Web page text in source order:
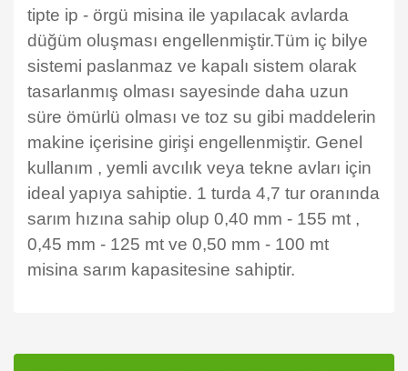
tipte ip - örgü misina ile yapılacak avlarda
düğüm oluşması engellenmiştir.Tüm iç bilye
sistemi paslanmaz ve kapalı sistem olarak
tasarlanmış olması sayesinde daha uzun
süre ömürlü olması ve toz su gibi maddelerin
makine içerisine girişi engellenmiştir. Genel
kullanım , yemli avcılık veya tekne avları için
ideal yapıya sahiptie. 1 turda 4,7 tur oranında
sarım hızına sahip olup 0,40 mm - 155 mt ,
0,45 mm - 125 mt ve 0,50 mm - 100 mt
misina sarım kapasitesine sahiptir.
formunu kullanarak tarafımıza iletebilirsiniz.